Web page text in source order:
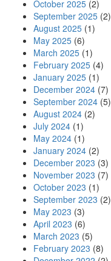
October 2025 (2)
September 2025 (2)
August 2025 (1)
May 2025 (6)
March 2025 (1)
February 2025 (4)
January 2025 (1)
December 2024 (7)
September 2024 (5)
August 2024 (2)
July 2024 (1)
May 2024 (1)
January 2024 (2)
December 2023 (3)
November 2023 (7)
October 2023 (1)
September 2023 (2)
May 2023 (3)
April 2023 (6)
March 2023 (5)
February 2023 (8)